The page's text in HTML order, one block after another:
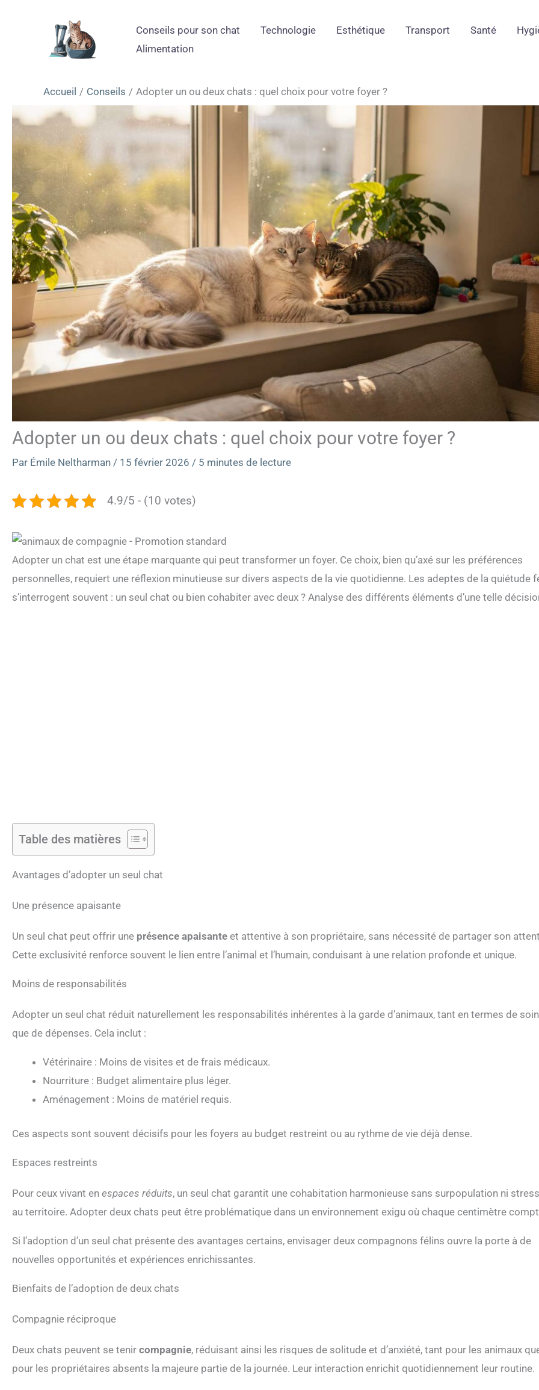
Conseils pour son chat Technologie Esthétique Transport Santé
Alimentation
Accueil Conseils Adopter un ou deux chats : quel choix pour votre foyer ?
Adopter un ou deux chats : quel choix pour votre foyer ?
Par Émile Neltharman / 15 février 2026 / 5 minutes de lecture
4.9/5 - (10 votes)
Adopter un chat est une étape marquante qui peut transformer un foyer. Ce choix, bien qu’axé sur les préférences
personnelles, requiert une réflexion minutieuse sur divers aspects de la vie quotidienne. Les adeptes de la quiétude
s’interrogent souvent : un seul chat ou bien cohabiter avec deux ? Analyse des différents éléments d’une telle
Table des matières
Avantages d’adopter un seul chat
Une présence apaisante
Un seul chat peut offrir une présence apaisante et attentive à son propriétaire, sans nécessité de partager son
Cette exclusivité renforce souvent le lien entre l’animal et l’humain, conduisant à une relation profonde et unique.
Moins de responsabilités
Adopter un seul chat réduit naturellement les responsabilités inhérentes à la garde d’animaux, tant en termes de
que de dépenses. Cela inclut :
Vétérinaire : Moins de visites et de frais médicaux.
Nourriture : Budget alimentaire plus léger.
Aménagement : Moins de matériel requis.
Ces aspects sont souvent décisifs pour les foyers au budget restreint ou au rythme de vie déjà dense.
Espaces restreints
Pour ceux vivant en espaces réduits, un seul chat garantit une cohabitation harmonieuse sans surpopulation ni
au territoire. Adopter deux chats peut être problématique dans un environnement exigu où chaque centimètre
Si l’adoption d’un seul chat présente des avantages certains, envisager deux compagnons félins ouvre la porte à de
nouvelles opportunités et expériences enrichissantes.
Bienfaits de l’adoption de deux chats
Compagnie réciproque
Deux chats peuvent se tenir compagnie, réduisant ainsi les risques de solitude et d’anxiété, tant pour les animaux
pour les propriétaires absents la majeure partie de la journée. Leur interaction enrichit quotidiennement leur routine.